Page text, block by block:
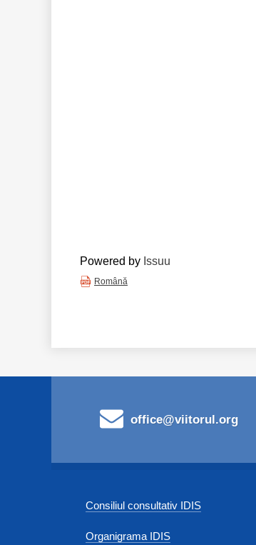
Powered by Issuu
Română
office@viitorul.org
Consiliul consultativ IDIS
Organigrama IDIS